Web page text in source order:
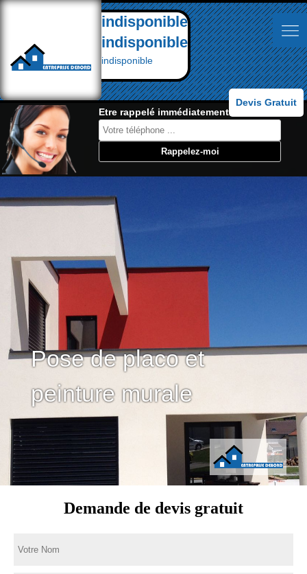
indisponible
indisponible
indisponible
Devis Gratuit
Etre rappelé immédiatement:
Pose de placo et
peinture murale
Demande de devis gratuit